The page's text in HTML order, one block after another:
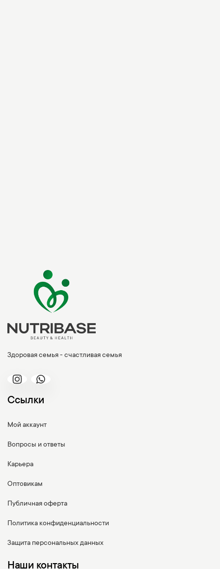
Здоровая семья - счастливая семья
Ссылки
Мой аккаунт
Вопросы и ответы
Карьера
Оптовикам
Публичная оферта
Политика конфиденциальности
Защита персональных данных
Наши контакты